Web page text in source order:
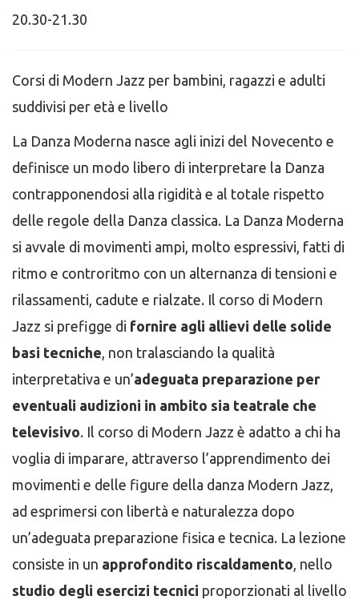
20.30-21.30
Corsi di Modern Jazz per bambini, ragazzi e adulti
suddivisi per età e livello
La Danza Moderna nasce agli inizi del Novecento e
definisce un modo libero di interpretare la Danza
contrapponendosi alla rigidità e al totale rispetto
delle regole della Danza classica. La Danza Moderna
si avvale di movimenti ampi, molto espressivi, fatti di
ritmo e controritmo con un alternanza di tensioni e
rilassamenti, cadute e rialzate. Il corso di Modern
Jazz si prefigge di fornire agli allievi delle solide
basi tecniche, non tralasciando la qualità
interpretativa e un’adeguata preparazione per
eventuali audizioni in ambito sia teatrale che
televisivo. Il corso di Modern Jazz è adatto a chi ha
voglia di imparare, attraverso l’apprendimento dei
movimenti e delle figure della danza Modern Jazz,
ad esprimersi con libertà e naturalezza dopo
un’adeguata preparazione fisica e tecnica. La lezione
consiste in un approfondito riscaldamento, nello
studio degli esercizi tecnici proporzionati al livello